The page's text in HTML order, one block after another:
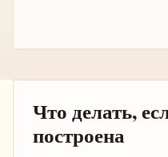
Что делать,
построена